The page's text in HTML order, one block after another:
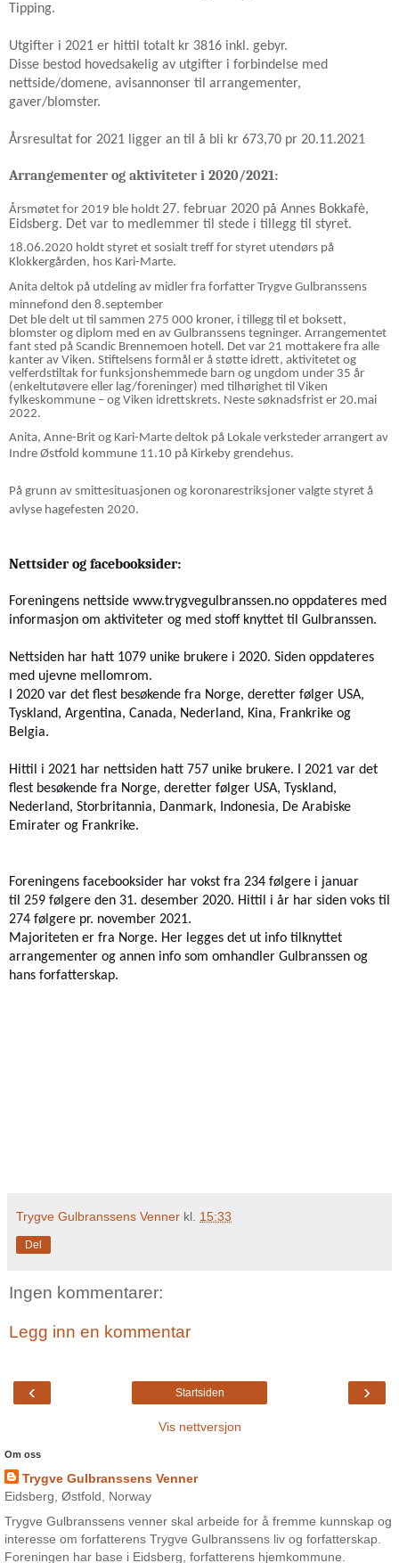
Tipping.
Utgifter i 2021 er hittil totalt kr 3816 inkl. gebyr.
Disse bestod hovedsakelig av utgifter i forbindelse med
nettside/domene, avisannonser til arrangementer,
gaver/blomster.
Årsresultat for 2021 ligger an til å bli kr 673,70 pr 20.11.2021
Arrangementer og aktiviteter i 2020/2021:
Årsmøtet for 2019 ble holdt 27. februar 2020 på Annes Bokkafè,
Eidsberg. Det var to medlemmer til stede i tillegg til styret.
18.06.2020 holdt styret et sosialt treff for styret utendørs på
Klokkergården, hos Kari-Marte.
Anita deltok på utdeling av midler fra forfatter Trygve Gulbranssens
minnefond den 8.september
Det ble delt ut til sammen 275 000 kroner, i tillegg til et boksett,
blomster og diplom med en av Gulbranssens tegninger. Arrangementet
fant sted på Scandic Brennemoen hotell. Det var 21 mottakere fra alle
kanter av Viken. Stiftelsens formål er å støtte idrett, aktivitetet og
velferdstiltak for funksjonshemmede barn og ungdom under 35 år
(enkeltutøvere eller lag/foreninger) med tilhørighet til Viken
fylkeskommune – og Viken idrettskrets. Neste søknadsfrist er 20.mai
2022.
Anita, Anne-Brit og Kari-Marte deltok på Lokale verksteder arrangert av
Indre Østfold kommune 11.10 på Kirkeby grendehus.
På grunn av smittesituasjonen og koronarestriksjoner valgte styret å
avlyse hagefesten 2020.
Nettsider og facebooksider:
Foreningens nettside www.trygvegulbranssen.no oppdateres med
informasjon om aktiviteter og med stoff knyttet til Gulbranssen.
Nettsiden har hatt 1079 unike brukere i 2020. Siden oppdateres
med ujevne mellomrom.
I 2020 var det flest besøkende fra Norge, deretter følger USA,
Tyskland, Argentina, Canada, Nederland, Kina, Frankrike og
Belgia.
Hittil i 2021 har nettsiden hatt 757 unike brukere. I 2021 var det
flest besøkende fra Norge, deretter følger USA, Tyskland,
Nederland, Storbritannia, Danmark, Indonesia, De Arabiske
Emirater og Frankrike.
Foreningens facebooksider har vokst fra 234 følgere i januar
til 259 følgere den 31. desember 2020. Hittil i år har siden voks til
274 følgere pr. november 2021.
Majoriteten er fra Norge. Her legges det ut info tilknyttet
arrangementer og annen info som omhandler Gulbranssen og
hans forfatterskap.
Trygve Gulbranssens Venner kl. 15:33
Del
Ingen kommentarer:
Legg inn en kommentar
‹ ›
Startsiden
Vis nettversjon
Om oss
Trygve Gulbranssens Venner
Eidsberg, Østfold, Norway
Trygve Gulbranssens venner skal arbeide for å fremme kunnskap og
interesse om forfatterens Trygve Gulbranssens liv og forfatterskap.
Foreningen har base i Eidsberg, forfatterens hjemkommune.